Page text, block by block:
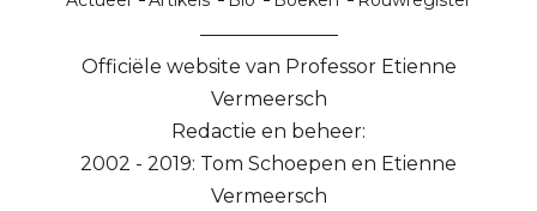
Officiële website van Professor Etienne
Vermeersch
Redactie en beheer:
2002 - 2019: Tom Schoepen en Etienne
Vermeersch